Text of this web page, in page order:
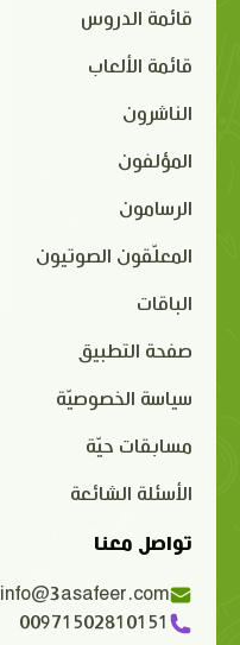
قائمة الدروس
قائمة الألعاب
الناشرون
المؤلفون
الرسامون
المعلّقون الصوتيون
الباقات
صفحة التطبيق
سياسة الخصوصيّة
مسابقات حيّة
الأسئلة الشائعة
تواصل معنا
info@3asafeer.com
00971502810151